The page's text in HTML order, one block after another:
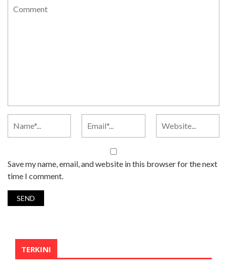
Save my name, email, and website in this browser for the next
time I comment.
TERKINI